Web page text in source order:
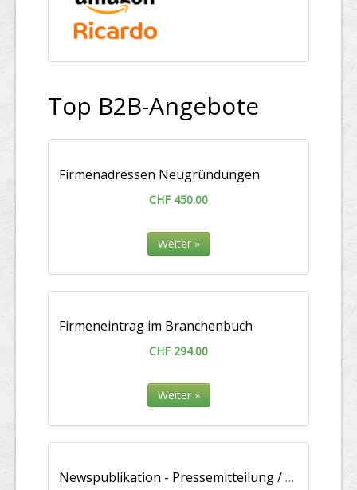
Top B2B-Angebote
Firmenadressen Neugründungen
CHF 450.00
Weiter »
Firmeneintrag im Branchen­buch
CHF 294.00
Weiter »
Newspublikation - Pressemitteilung / Medienmitteilung